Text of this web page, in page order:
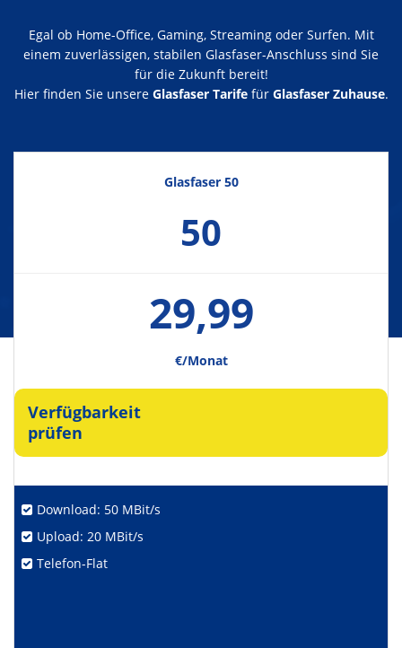
Egal ob Home-Office, Gaming, Streaming oder Surfen. Mit
einem zuverlässigen, stabilen Glasfaser-Anschluss sind Sie
für die Zukunft bereit!
Hier finden Sie unsere Glasfaser Tarifefür Glasfaser Zuhause.
Glasfaser 50
50
29,99
€/Monat
Verfügbarkeit
prüfen
Download: 50 MBit/s
Upload: 20 MBit/s
Telefon-Flat